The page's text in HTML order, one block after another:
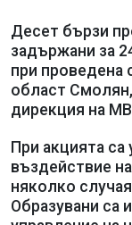
Десет бързи
задържани за
при проведена
област
дирекция на
При акцията
въздействие
няколко
Образувани са